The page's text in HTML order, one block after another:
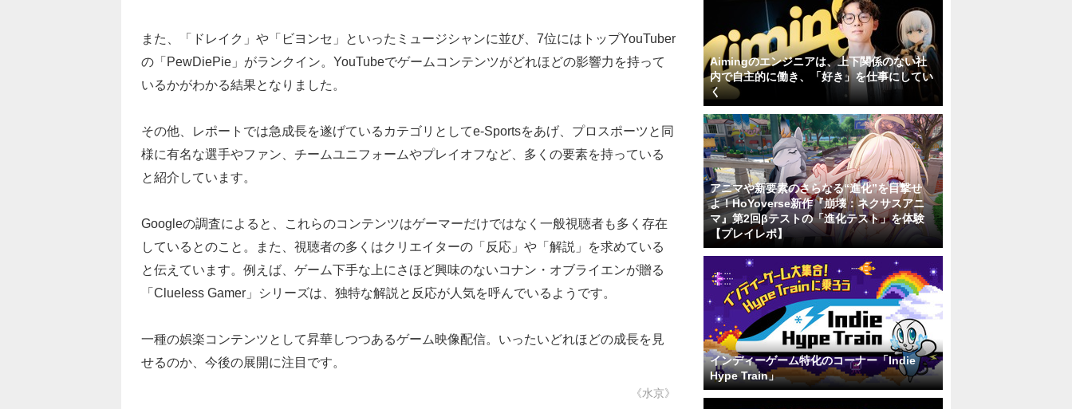
また、「ドレイク」や「ビヨンセ」といったミュージシャンに並び、7位にはトップYouTuber
の「PewDiePie」がランクイン。YouTubeでゲームコンテンツがどれほどの影響力を持って
いるかがわかる結果となりました。
その他、レポートでは急成長を遂げているカテゴリとしてe-Sportsをあげ、プロスポーツと同
様に有名な選手やファン、チームユニフォームやプレイオフなど、多くの要素を持っている
と紹介しています。
Googleの調査によると、これらのコンテンツはゲーマーだけではなく一般視聴者も多く存在
しているとのこと。また、視聴者の多くはクリエイターの「反応」や「解説」を求めている
と伝えています。例えば、ゲーム下手な上にさほど興味のないコナン・オブライエンが贈る
「Clueless Gamer」シリーズは、独特な解説と反応が人気を呼んでいるようです。
一種の娯楽コンテンツとして昇華しつつあるゲーム映像配信。いったいどれほどの成長を見
せるのか、今後の展開に注目です。
《水京》
Aimingのエンジニアは、上下関係のない社
内で自主的に働き、「好き」を仕事にしてい
く
アニマや新要素のさらなる“進化”を目撃せ
よ！HoYoverse新作『崩壊：ネクサスアニ
マ』第2回βテストの「進化テスト」を体験
【プレイレポ】
インディーゲーム特化のコーナー「Indie
Hype Train」